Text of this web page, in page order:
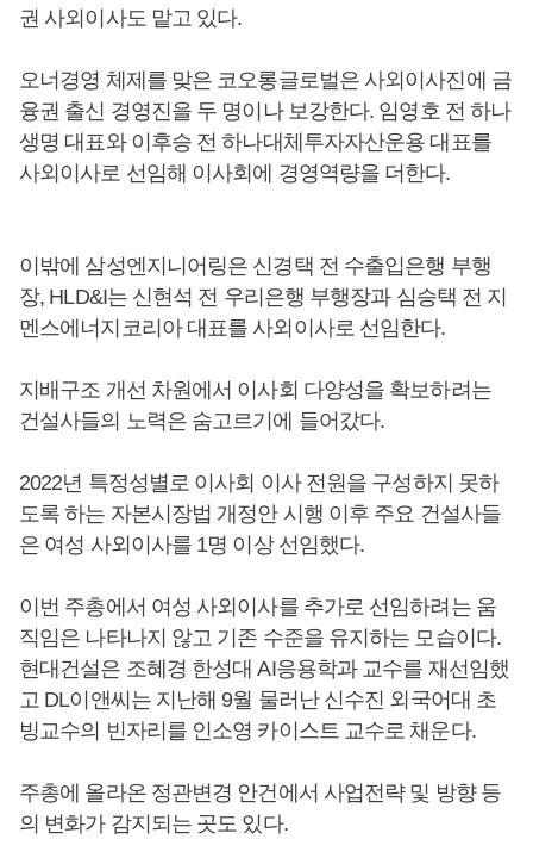
권 사외이사도 맡고 있다.
오너경영 체제를 맞은 코오롱글로벌은 사외이사진에 금
융권 출신 경영진을 두 명이나 보강한다. 임영호 전 하나
생명 대표와 이후승 전 하나대체투자자산운용 대표를
사외이사로 선임해 이사회에 경영역량을 더한다.
이밖에 삼성엔지니어링은 신경택 전 수출입은행 부행
장, HLD&I는 신현석 전 우리은행 부행장과 심승택 전 지
멘스에너지코리아 대표를 사외이사로 선임한다.
지배구조 개선 차원에서 이사회 다양성을 확보하려는
건설사들의 노력은 숨고르기에 들어갔다.
2022년 특정성별로 이사회 이사 전원을 구성하지 못하
도록 하는 자본시장법 개정안 시행 이후 주요 건설사들
은 여성 사외이사를 1명 이상 선임했다.
이번 주총에서 여성 사외이사를 추가로 선임하려는 움
직임은 나타나지 않고 기존 수준을 유지하는 모습이다.
현대건설은 조혜경 한성대 AI응용학과 교수를 재선임했
고 DL이앤씨는 지난해 9월 물러난 신수진 외국어대 초
빙교수의 빈자리를 인소영 카이스트 교수로 채운다.
주총에 올라온 정관변경 안건에서 사업전략 및 방향 등
의 변화가 감지되는 곳도 있다.